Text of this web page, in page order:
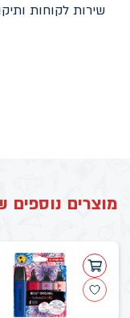
שירות לקוחות
מוצרים נוספים